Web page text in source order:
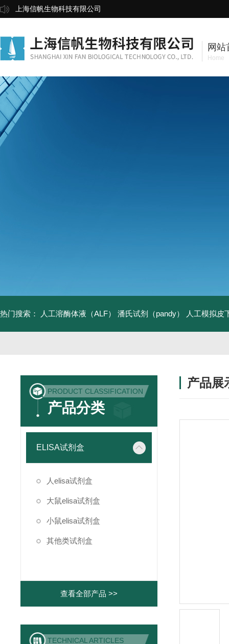
上海信帆生物科技有限公司
网站
Home
热门搜索： 人工溶酶体液（ALF） 潘氏试剂（pandy） 人工模拟皮
PRODUCT CLASSIFICATION
产品分类
ELISA试剂盒
人elisa试剂盒
大鼠elisa试剂盒
小鼠elisa试剂盒
其他类试剂盒
查看全部产品 >>
TECHNICAL ARTICLES
产品展